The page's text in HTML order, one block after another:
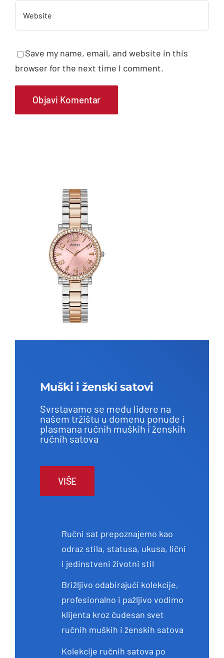
Save my name, email, and website in this
browser for the next time I comment.
Muški i ženski satovi
Svrstavamo se među lidere na
našem tržištu u domenu ponude i
plasmana ručnih muških i ženskih
ručnih satova
VIŠE
Ručni sat prepoznajemo kao
odraz stila, statusa, ukusa, lični
i jedinstveni životni stil
Brižljivo odabirajući kolekcije,
profesionalno i pažljivo vodimo
klijenta kroz čudesan svet
ručnih muških i ženskih satova
Kolekcije ručnih satova po